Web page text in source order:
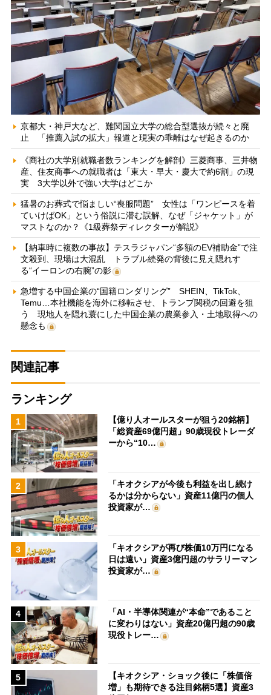
京都大・神戸大など、難関国立大学の総合型選抜が続々と廃
止 「推薦入試の拡大」報道と現実の乖離はなぜ起きるのか
《商社の大学別就職者数ランキングを解剖》三菱商事、三井物
産、住友商事への就職者は「東大・早大・慶大で約6割」の現
実 3大学以外で強い大学はどこか
猛暑のお葬式で悩ましい“喪服問題” 女性は「ワンピースを着
ていけばOK」という俗説に潜む誤解、なぜ「ジャケット」が
マストなのか？《1級葬祭ディレクターが解説》
【納車時に複数の事故】テスラジャパン“多額のEV補助金”で注
文殺到、現場は大混乱 トラブル続発の背後に見え隠れす
る“イーロンの右腕”の影
急増する中国企業の“国籍ロンダリング” SHEIN、TikTok、
Temu…本社機能を海外に移転させ、トランプ関税の回避を狙
う 現地人を隠れ蓑にした中国企業の農業参入・土地取得への
懸念も
関連記事
ランキング
1
【億り人オールスターが狙う20銘柄】
「総資産69億円超」90歳現役トレーダ
ーから“10…
2
「キオクシアが今後も利益を出し続け
るかは分からない」資産11億円の個人
投資家が…
3
「キオクシアが再び株価10万円になる
日は遠い」資産3億円超のサラリーマン
投資家が…
4
「AI・半導体関連が“本命”であること
に変わりはない」資産20億円超の90歳
現役トレー…
5
【キオクシア・ショック後に「株価倍
増」も期待できる注目銘柄5選】資産3